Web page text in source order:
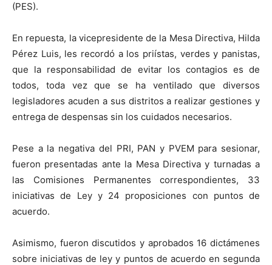
(PES).
En repuesta, la vicepresidente de la Mesa Directiva, Hilda
Pérez Luis, les recordó a los priístas, verdes y panistas,
que la responsabilidad de evitar los contagios es de
todos, toda vez que se ha ventilado que diversos
legisladores acuden a sus distritos a realizar gestiones y
entrega de despensas sin los cuidados necesarios.
Pese a la negativa del PRI, PAN y PVEM para sesionar,
fueron presentadas ante la Mesa Directiva y turnadas a
las Comisiones Permanentes correspondientes, 33
iniciativas de Ley y 24 proposiciones con puntos de
acuerdo.
Asimismo, fueron discutidos y aprobados 16 dictámenes
sobre iniciativas de ley y puntos de acuerdo en segunda